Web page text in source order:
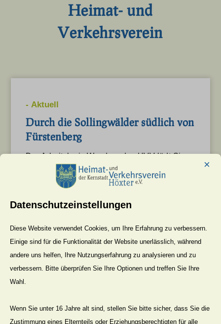
Heimat- und
Verkehrsverein
Durch die Sollingwälder südlich von
Fürstenberg
4. Aug. 2026
- Aktuell
Der Arbeitskreis Wandern des HVV lädt Sie
zu einer weiteren sommerlichen
Rundwanderung ein. Sie führt vom
Mehr Lesen
-Aktuell
Datenschutzeinstellungen
×
Diese Website verwendet Cookies, um Ihre Erfahrung zu verbessern.
Einige sind für die Funktionalität der Website unerlässlich, während
andere uns helfen, Ihre Nutzungserfahrung zu analysieren und zu
verbessern. Bitte überprüfen Sie Ihre Optionen und treffen Sie Ihre
Wahl.
Wenn Sie unter 16 Jahre alt sind, stellen Sie bitte sicher, dass Sie die
Zustimmung eines Elternteils oder Erziehungsberechtigten für alle